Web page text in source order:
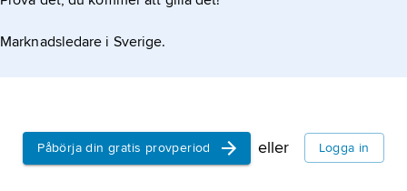
Marknadsledare i Sverige.
Påbörja din gratis provperiod eller Logga in